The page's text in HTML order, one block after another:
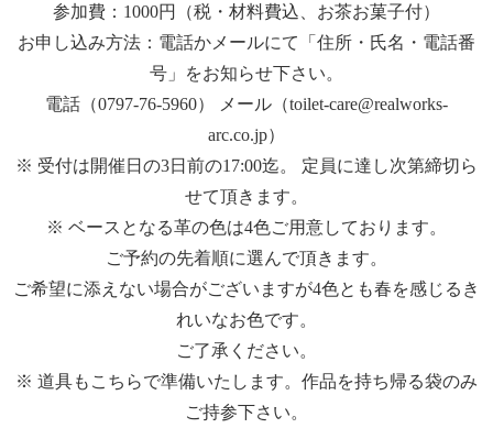
参加費：1000円（税・材料費込、お茶お菓子付）
お申し込み方法：電話かメールにて「住所・氏名・電話番
号」をお知らせ下さい。
電話（0797-76-5960） メール（toilet-care@realworks-
arc.co.jp）
※ 受付は開催日の3日前の17:00迄。 定員に達し次第締切ら
せて頂きます。
※ ベースとなる革の色は4色ご用意しております。
ご予約の先着順に選んで頂きます。
ご希望に添えない場合がございますが4色とも春を感じるき
れいなお色です。
ご了承ください。
※ 道具もこちらで準備いたします。作品を持ち帰る袋のみ
ご持参下さい。